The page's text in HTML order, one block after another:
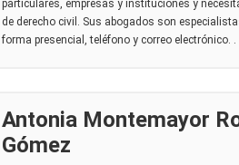
particulares, empresas y instituciones y
de derecho civil. Sus abogados son
forma presencial, teléfono y correo electrónico. .
Antonia Montemayor
Gómez